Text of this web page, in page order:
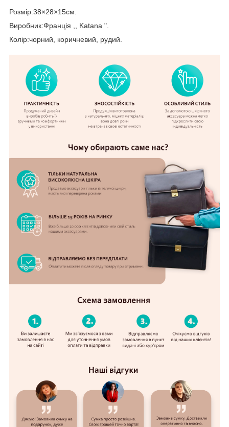
Розмір:38×28×15см.
Виробник:Франція ,, Katana ".
Колір:чорний, коричневий, рудий.